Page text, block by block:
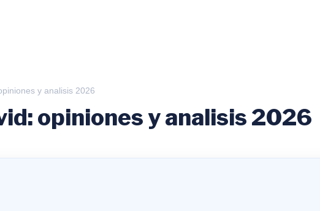
y analisis 2026
opiniones y analisis 2026